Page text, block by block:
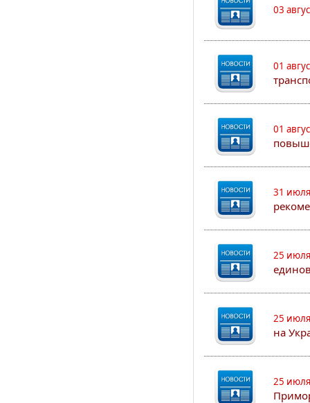
03
01
01
31
25
25
на
25